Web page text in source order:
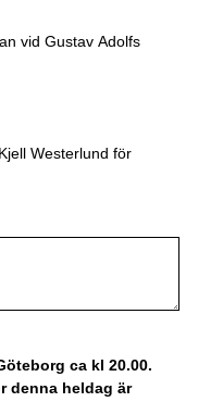
vid Gustav Adolfs
Westerlund för
ca kl 20.00.
denna heldag är